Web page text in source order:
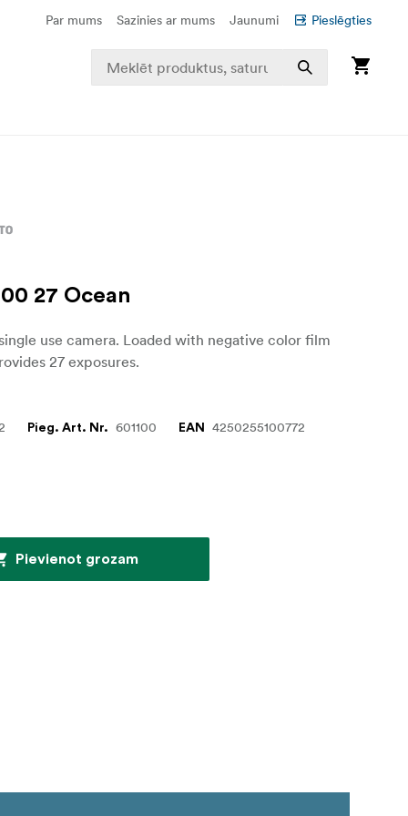
Par mums Sazinies ar mums Jaunumi Pieslēgties
27 Ocean
use camera. Loaded with negative color film
27 exposures.
Pieg. Art. Nr. 601100 EAN 4250255100772
Pievienot grozam